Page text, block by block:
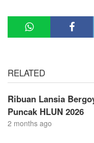
RELATED
Ribuan Lansia
Puncak HLUN 2026
2 months ago